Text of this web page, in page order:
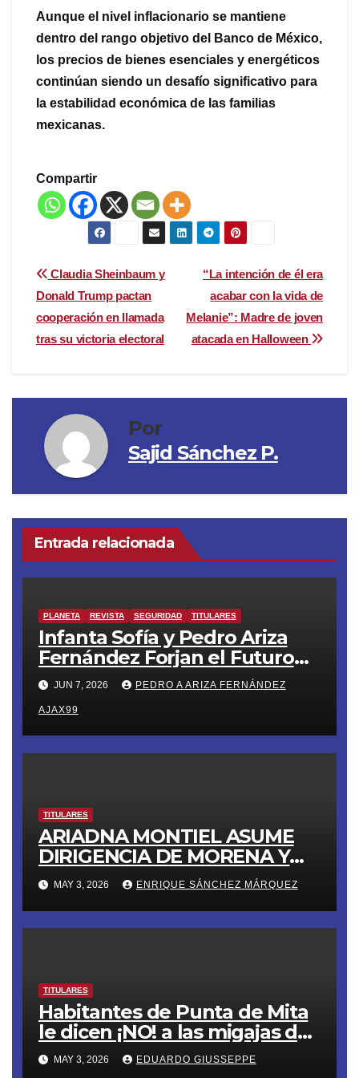
Aunque el nivel inflacionario se mantiene
dentro del rango objetivo del Banco de México,
los precios de bienes esenciales y energéticos
continúan siendo un desafío significativo para
la estabilidad económica de las familias
mexicanas.
Compartir
Navegación
de
entradas
“La intención de él era
acabar con la vida de
Melanie”: Madre de joven
atacada en Halloween
Claudia Sheinbaum y
Donald Trump pactan
cooperación en llamada
tras su victoria electoral
Por
Sajid Sánchez P.
Entrada relacionada
PLANETA REVISTA SEGURIDAD TITULARES
Infanta Sofía y Pedro Ariza
Fernández Forjan el Futuro
de la Soberanía Real
JUN 7, 2026 PEDRO A ARIZA FERNÁNDEZ
AJAX99
TITULARES
ARIADNA MONTIEL ASUME
DIRIGENCIA DE MORENA Y
LANZA ULTIMÁTUM RUMBO
AL 2027
MAY 3, 2026 ENRIQUE SÁNCHEZ MÁRQUEZ
TITULARES
Habitantes de Punta de Mita
le dicen ¡NO! a las migajas de
Grupo DINE. La empresa
construye un muro ilegal en
MAY 3, 2026 EDUARDO GIUSSEPPE